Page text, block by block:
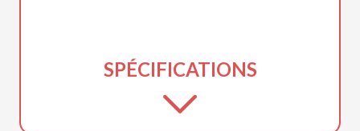
SPÉCIFICATIONS